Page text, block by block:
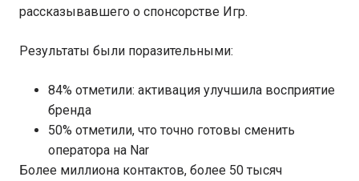
рассказывавшего о спонсорстве Игр.
Результаты были поразительными:
84% отметили: активация улучшила восприятие
бренда
50% отметили, что точно готовы сменить
оператора на Nar
Более миллиона контактов, более 50 тысяч